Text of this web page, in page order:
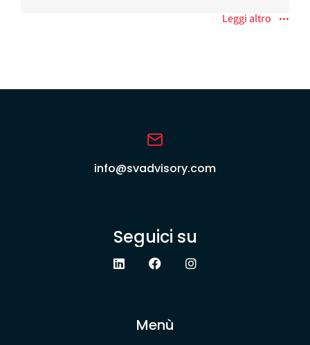
Leggi altro
info@svadvisory.com
Seguici su
Menù